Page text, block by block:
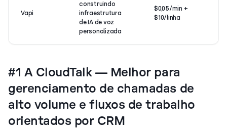
Vapi
construindo
infraestrutura
de IA de voz
personalizada
$0,05/min +
$10/linha
#1 A CloudTalk — Melhor para
gerenciamento de chamadas de
alto volume e fluxos de trabalho
orientados por CRM